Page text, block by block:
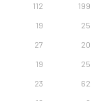
112 199
19 25
27 20
19 25
23 62